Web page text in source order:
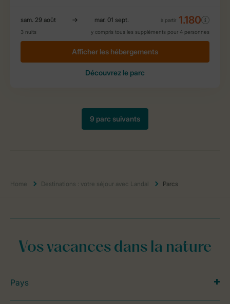
Home Destinations : votre séjour avec Landal Parcs
Vos vacances dans la nature
Pays